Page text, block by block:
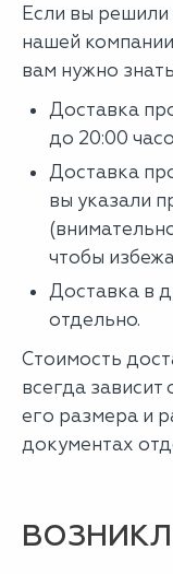
Если вы решили
нашей
вам нужно
Доставка
до 20:00
Доставка
вы указали
чтобы
Доставка в
отдельно.
Стоимость
всегда зависит
его размера и
документах